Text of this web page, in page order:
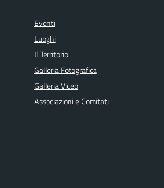
Eventi
Luoghi
Il Territorio
Galleria Fotografica
Galleria Video
Associazioni e Comitati